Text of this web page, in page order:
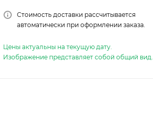
Стоимость доставки рассчитывается
автоматически при оформлении заказа.
Цены актуальны на текущую дату.
Изображение представляет собой общий вид.